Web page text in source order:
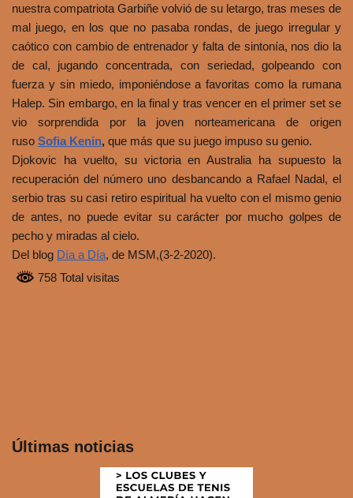
nuestra compatriota Garbiñe volvió de su letargo, tras meses de
mal juego, en los que no pasaba rondas, de juego irregular y
caótico con cambio de entrenador y falta de sintonía, nos dio la
de cal, jugando concentrada, con seriedad, golpeando con
fuerza y sin miedo, imponiéndose a favoritas como la rumana
Halep. Sin embargo, en la final y tras vencer en el primer set se
vio sorprendida por la joven norteamericana de origen
ruso Sofia Kenin, que más que su juego impuso su genio.
Djokovic ha vuelto, su victoria en Australia ha supuesto la
recuperación del número uno desbancando a Rafael Nadal, el
serbio tras su casi retiro espiritual ha vuelto con el mismo genio
de antes, no puede evitar su carácter por mucho golpes de
pecho y miradas al cielo.
Del blog Día a Día, de MSM,(3-2-2020).
758 Total visitas
Últimas noticias